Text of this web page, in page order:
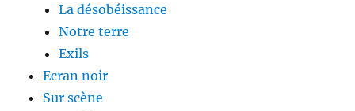
La désobéissance
Notre terre
Exils
Ecran noir
Sur scène